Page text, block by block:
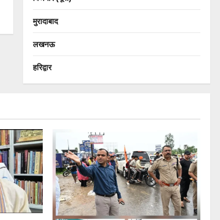
मुरादाबाद
लखनऊ
हरिद्वार